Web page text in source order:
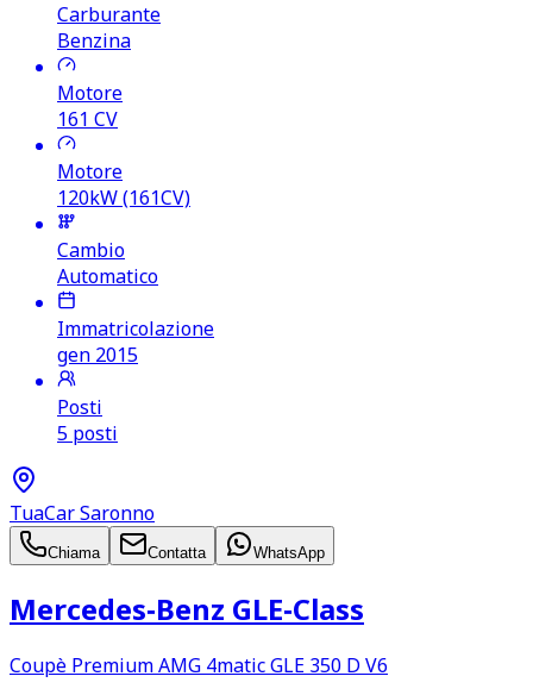
Carburante
Benzina
Motore
161 CV
Motore
120kW (161CV)
Cambio
Automatico
Immatricolazione
gen 2015
Posti
5 posti
TuaCar Saronno
Chiama Contatta WhatsApp
Mercedes‑Benz GLE‑Class
Coupè Premium AMG 4matic GLE 350 D V6